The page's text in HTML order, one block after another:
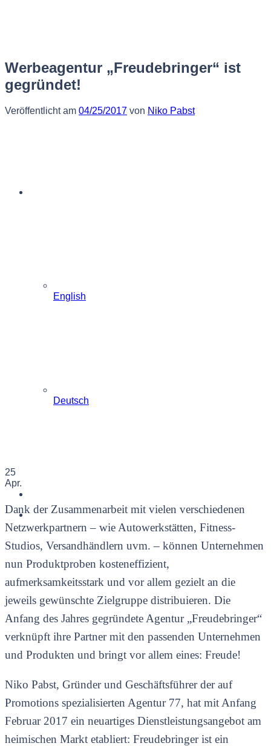
English
Deutsch
Werbeagentur „Freudebringer“ ist
gegründet!
Veröffentlicht am 04/25/2017 von Niko Pabst
25
Apr.
Dank der Zusammenarbeit mit vielen verschiedenen
Netzwerkpartnern – wie Autowerkstätten, Fitness-
Studios, Versandhändlern uvm. – können Unternehmen
nun Produktproben kosteneffizient,
aufmerksamkeitsstark und vor allem gezielt an die
jeweils gewünschte Zielgruppe distribuieren. Die
Anfang des Jahres gegründete Agentur „Freudebringer“
verknüpft ihre Partner mit den passenden Unternehmen
und Produkten und bringt vor allem eines: Freude!
Niko Pabst, Gründer und Geschäftsführer der auf
Promotions spezialisierten Agentur 77, hat mit Anfang
Februar 2017 ein neuartiges Dienstleistungsangebot am
heimischen Markt etabliert: Freudebringer ist ein